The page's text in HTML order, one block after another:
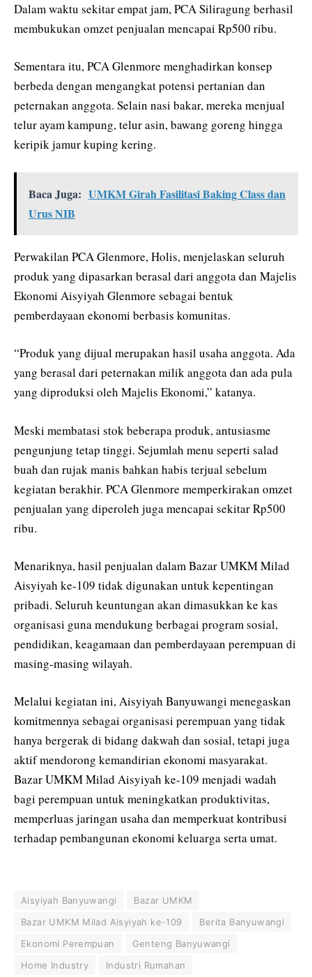
Dalam waktu sekitar empat jam, PCA Siliragung berhasil
membukukan omzet penjualan mencapai Rp500 ribu.
Sementara itu, PCA Glenmore menghadirkan konsep
berbeda dengan mengangkat potensi pertanian dan
peternakan anggota. Selain nasi bakar, mereka menjual
telur ayam kampung, telur asin, bawang goreng hingga
keripik jamur kuping kering.
Baca Juga: UMKM Girah Fasilitasi Baking Class dan
Urus NIB
Perwakilan PCA Glenmore, Holis, menjelaskan seluruh
produk yang dipasarkan berasal dari anggota dan Majelis
Ekonomi Aisyiyah Glenmore sebagai bentuk
pemberdayaan ekonomi berbasis komunitas.
“Produk yang dijual merupakan hasil usaha anggota. Ada
yang berasal dari peternakan milik anggota dan ada pula
yang diproduksi oleh Majelis Ekonomi,” katanya.
Meski membatasi stok beberapa produk, antusiasme
pengunjung tetap tinggi. Sejumlah menu seperti salad
buah dan rujak manis bahkan habis terjual sebelum
kegiatan berakhir. PCA Glenmore memperkirakan omzet
penjualan yang diperoleh juga mencapai sekitar Rp500
ribu.
Menariknya, hasil penjualan dalam Bazar UMKM Milad
Aisyiyah ke-109 tidak digunakan untuk kepentingan
pribadi. Seluruh keuntungan akan dimasukkan ke kas
organisasi guna mendukung berbagai program sosial,
pendidikan, keagamaan dan pemberdayaan perempuan di
masing-masing wilayah.
Melalui kegiatan ini, Aisyiyah Banyuwangi menegaskan
komitmennya sebagai organisasi perempuan yang tidak
hanya bergerak di bidang dakwah dan sosial, tetapi juga
aktif mendorong kemandirian ekonomi masyarakat.
Bazar UMKM Milad Aisyiyah ke-109 menjadi wadah
bagi perempuan untuk meningkatkan produktivitas,
memperluas jaringan usaha dan memperkuat kontribusi
terhadap pembangunan ekonomi keluarga serta umat.
Aisyiyah Banyuwangi
Bazar UMKM
Bazar UMKM Milad Aisyiyah ke-109
Berita Banyuwangi
Ekonomi Perempuan
Genteng Banyuwangi
Home Industry
Industri Rumahan